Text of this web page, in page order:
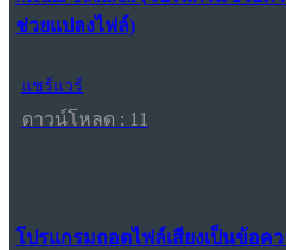
ช่วยแปลงไฟล์)
แชร์แวร์
ดาวน์โหลด : 11
โปรแกรมถอดไฟล์เสียงเป็นข้อค